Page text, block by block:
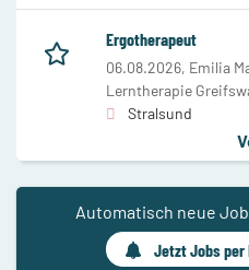
Ergotherapeut
06.08.2026, Emilia
Lerntherapie
Stralsund
Automatisch neue
Jetzt Jobs per